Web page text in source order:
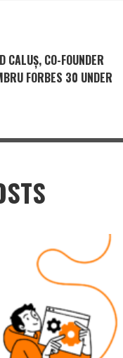
CALUȘ, CO-FOUNDER
FORBES 30 UNDER